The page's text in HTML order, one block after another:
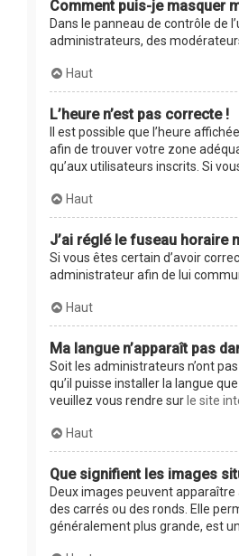
Comment puis-je masquer
Dans le panneau de contrôle de
administrateurs, des
Haut
L’heure n’est pas correcte !
Il est possible que l’heure
afin de trouver votre zone
qu’aux utilisateurs inscrits. Si
Haut
J’ai réglé le fuseau horaire
Si vous êtes certain d’avoir
administrateur afin de lui
Haut
Ma langue n’apparaît pas
Soit les administrateurs n’ont
qu’il puisse installer la langue
veuillez vous rendre sur le site
Haut
Que signifient les images
Deux images peuvent
des carrés ou des ronds. Elle
généralement plus grande, est